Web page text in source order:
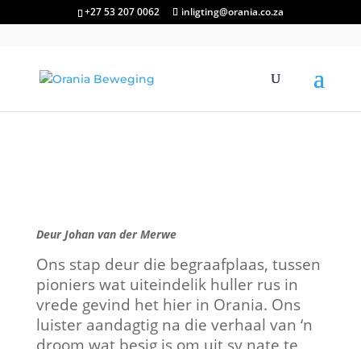
+27 53 207 0062 inligting@orania.co.za
Deur Johan van der Merwe
Ons stap deur die begraafplaas, tussen
pioniers wat uiteindelik huller rus in
vrede gevind het hier in Orania. Ons
luister aandagtig na die verhaal van ‘n
droom wat besig is om uit sy nate te